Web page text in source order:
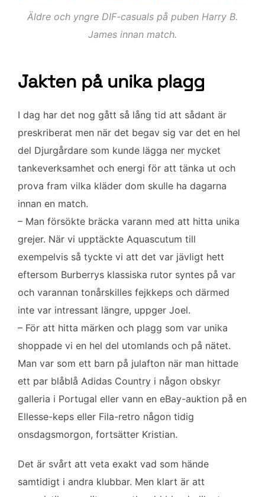
Äldre och yngre DIF-casuals på puben Harry B.
James innan match.
Jakten på unika plagg
I dag har det nog gått så lång tid att sådant är
preskriberat men när det begav sig var det en hel
del Djurgårdare som kunde lägga ner mycket
tankeverksamhet och energi för att tänka ut och
prova fram vilka kläder dom skulle ha dagarna
innan en match.
– Man försökte bräcka varann med att hitta unika
grejer. När vi upptäckte Aquascutum till
exempelvis så tyckte vi att det var jävligt hett
eftersom Burberrys klassiska rutor syntes på var
och varannan tonårskilles fejkkeps och därmed
inte var intressant längre, uppger Joel.
– För att hitta märken och plagg som var unika
shoppade vi en hel del utomlands och på nätet.
Man var som ett barn på julafton när man hittade
ett par blåblå Adidas Country i någon obskyr
galleria i Portugal eller vann en eBay-auktion på en
Ellesse-keps eller Fila-retro någon tidig
onsdagsmorgon, fortsätter Kristian.
Det är svårt att veta exakt vad som hände
samtidigt i andra klubbar. Men klart är att